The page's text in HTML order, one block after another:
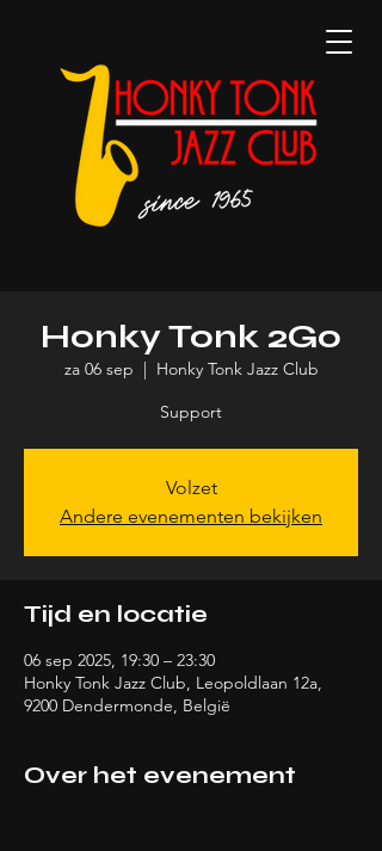
Honky Tonk 2Go
za 06 sep
  |
Honky Tonk Jazz Club
Support
Volzet
Andere evenementen bekijken
Tijd en locatie
06 sep 2025, 19:30 – 23:30
Honky Tonk Jazz Club, Leopoldlaan 12a,
9200 Dendermonde, België
Over het evenement